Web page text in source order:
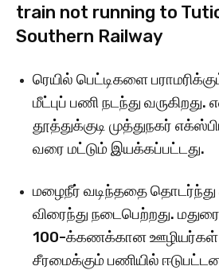
train not running to
Southern Railway
ரெயில் பெட்டிகளை
மீட்புப் பணி நடந்து வருகிறது.
தூத்துக்குடி முத்துநகர்
வரை மட்டும் இயக்கப்பட்டது.
மழைநீர் வடிந்ததை
விரைந்து நடைபெற்றது. மதுரை
100-க்கணக்கான
சீரமைக்கும் பணியில்